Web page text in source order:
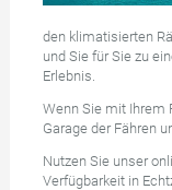
den klimatisierten
und Sie für Sie zu
Erlebnis.
Wenn Sie mit Ihrem
Garage der Fähren
Nutzen Sie unser
Verfügbarkeit in